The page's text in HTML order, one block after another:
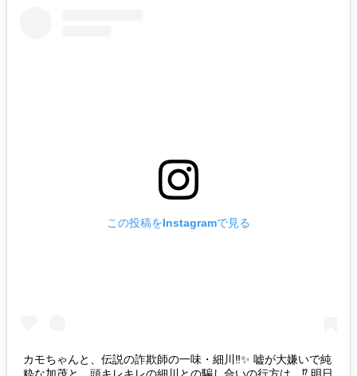
この投稿をInstagramで見る
カモちゃんと、伝説の詐欺師の一味・細川‼️✨ 嘘が大嫌いで純